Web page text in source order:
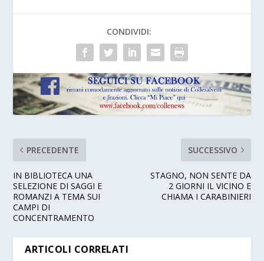
CONDIVIDI:
PRECEDENTE
IN BIBLIOTECA UNA
SELEZIONE DI SAGGI E
ROMANZI A TEMA SUI
CAMPI DI
CONCENTRAMENTO
SUCCESSIVO
STAGNO, NON SENTE DA
2 GIORNI IL VICINO E
CHIAMA I CARABINIERI
ARTICOLI CORRELATI